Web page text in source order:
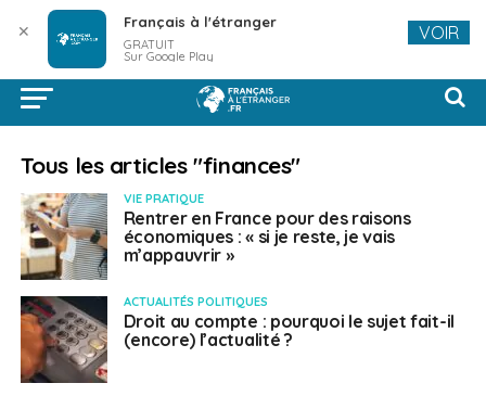
Tous les articles "finances"
VIE PRATIQUE
Rentrer en France pour des raisons
économiques : « si je reste, je vais
m’appauvrir »
ACTUALITÉS POLITIQUES
Droit au compte : pourquoi le sujet fait-il
(encore) l’actualité ?
✕ Français à l'étranger
GRATUIT
Sur Google Play
VOIR